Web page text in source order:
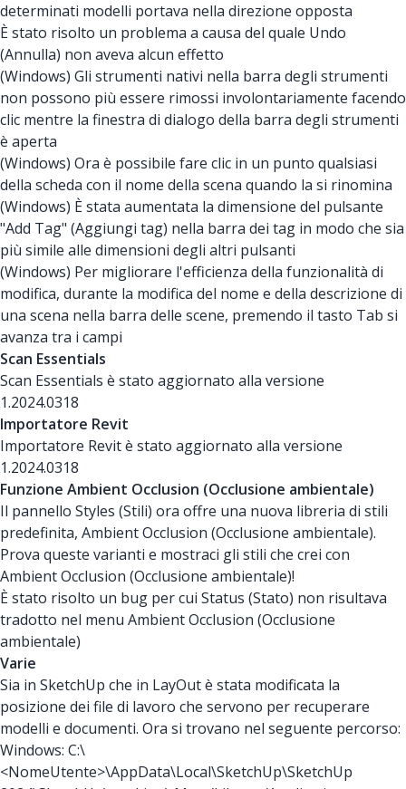
determinati modelli portava nella direzione opposta
È stato risolto un problema a causa del quale Undo
(Annulla) non aveva alcun effetto
(Windows) Gli strumenti nativi nella barra degli strumenti
non possono più essere rimossi involontariamente facendo
clic mentre la finestra di dialogo della barra degli strumenti
è aperta
(Windows) Ora è possibile fare clic in un punto qualsiasi
della scheda con il nome della scena quando la si rinomina
(Windows) È stata aumentata la dimensione del pulsante
"Add Tag" (Aggiungi tag) nella barra dei tag in modo che sia
più simile alle dimensioni degli altri pulsanti
(Windows) Per migliorare l'efficienza della funzionalità di
modifica, durante la modifica del nome e della descrizione di
una scena nella barra delle scene, premendo il tasto Tab si
avanza tra i campi
Scan Essentials
Scan Essentials è stato aggiornato alla versione
1.2024.0318
Importatore Revit
Importatore Revit è stato aggiornato alla versione
1.2024.0318
Funzione Ambient Occlusion (Occlusione ambientale)
Il pannello Styles (Stili) ora offre una nuova libreria di stili
predefinita, Ambient Occlusion (Occlusione ambientale).
Prova queste varianti e mostraci gli stili che crei con
Ambient Occlusion (Occlusione ambientale)!
È stato risolto un bug per cui Status (Stato) non risultava
tradotto nel menu Ambient Occlusion (Occlusione
ambientale)
Varie
Sia in SketchUp che in LayOut è stata modificata la
posizione dei file di lavoro che servono per recuperare
modelli e documenti. Ora si trovano nel seguente percorso:
Windows: C:\
<NomeUtente>\AppData\Local\SketchUp\SketchUp